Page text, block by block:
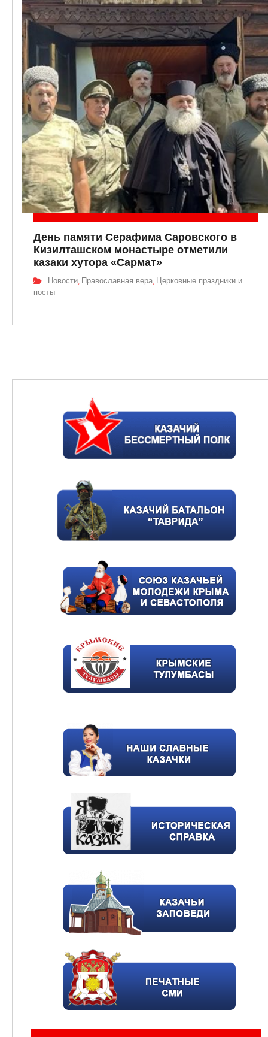
День памяти Серафима Саровского в
Кизилташском монастыре отметили
казаки хутора «Сармат»
Новости, Православная вера, Церковные праздники и
посты